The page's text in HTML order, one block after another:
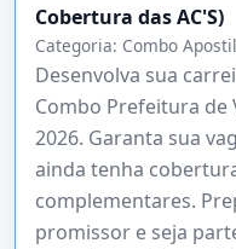
Cobertura das AC'S)
Categoria: Combo
Desenvolva sua
Combo Prefeitura de
2026. Garanta sua
ainda tenha
complementares.
promissor e seja